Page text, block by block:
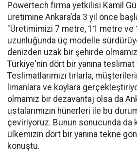
Powertech firma yetkilisi Kamil
üretimine Ankara’da 3 yıl önce
"Üretimimizi 7 metre, 11 metre ve
uzunluğunda üç modelle
denizden uzak bir şehirde
Türkiye'nin dört bir yanına teslimat
Teslimatlarımızı tırlarla,
limanlara ve koylara
olmamız bir dezavantaj olsa da
ustalarımızın hünerleri ile bu
çeviriyoruz. Bunun sonucunda da
ülkemizin dört bir yanına tekne
konuştu.